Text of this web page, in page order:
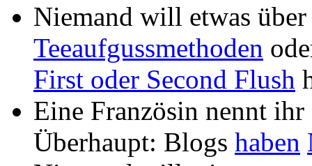
Niemand will etwas
Teeaufgussmethoden
First oder Second Flush
Eine Französin nennt
Überhaupt: Blogs haben